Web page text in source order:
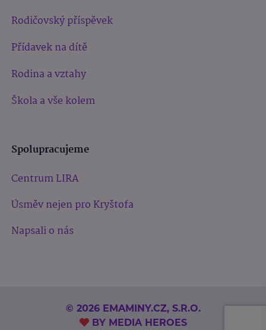
Rodičovský příspěvek
Přídavek na dítě
Rodina a vztahy
Škola a vše kolem
Spolupracujeme
Centrum LIRA
Úsměv nejen pro Kryštofa
Napsali o nás
© 2026 EMAMINY.CZ, S.R.O.
BY MEDIA HEROES